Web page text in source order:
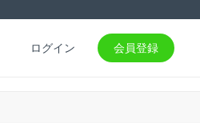
ログイン 会員登録